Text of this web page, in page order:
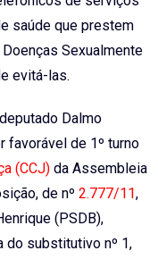
saúde que prestem
Sexualmente
evitá-las.
Dalmo
favorável de 1º turno
(CCJ) da Assembleia
de nº 2.777/11,
(PSDB),
do substitutivo nº 1,